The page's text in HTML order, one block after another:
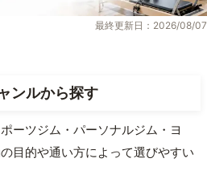
最終更新日：2026/08/07
ンルから探す
ーツジム・パーソナルジム・ヨ
目的や通い方によって選びやすい